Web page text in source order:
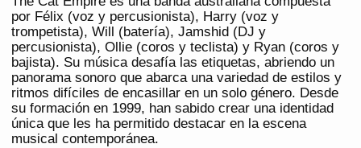
por Félix (voz y percusionista), Harry (voz y
trompetista), Will (batería), Jamshid (DJ y
percusionista), Ollie (coros y teclista) y Ryan (coros y
bajista). Su música desafía las etiquetas, abriendo un
panorama sonoro que abarca una variedad de estilos y
ritmos difíciles de encasillar en un solo género. Desde
su formación en 1999, han sabido crear una identidad
única que les ha permitido destacar en la escena
musical contemporánea.